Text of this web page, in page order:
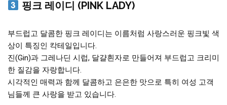
핑크 레이디 (PINK LADY)
부드럽고 달콤한 핑크 레이디는 이름처럼 사랑스러운 핑크빛 색
상이 특징인 칵테일입니다.
진(Gin)과 그레나딘 시럽, 달걀흰자로 만들어져 부드럽고 크리미
한 질감을 자랑합니다.
시각적인 매력과 함께 달콤하고 은은한 맛으로 특히 여성 고객
님들께 큰 사랑을 받고 있습니다.